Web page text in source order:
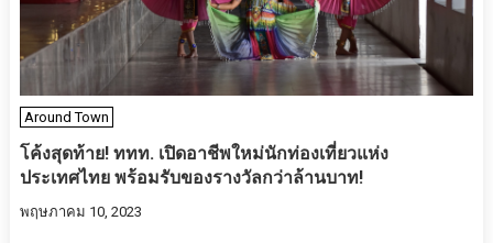
Around Town
โค้งสุดท้าย! ททท. เปิดอาชีพใหม่นักท่องเที่ยวแห่ง
ประเทศไทย พร้อมรับของรางวัลกว่าล้านบาท!
พฤษภาคม 10, 2023